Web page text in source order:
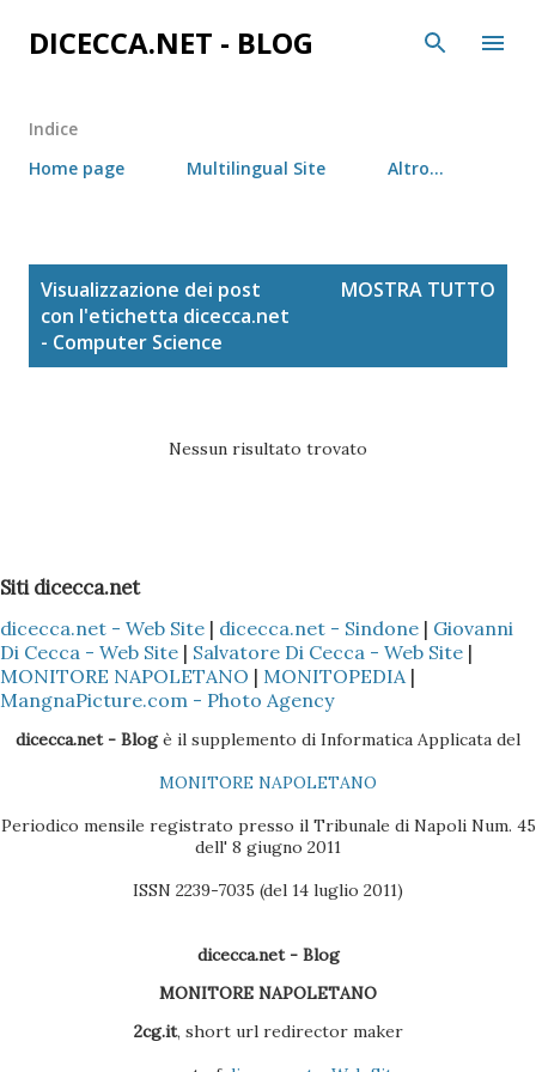
Passa ai contenuti principali
DICECCA.NET - BLOG
Indice
Home page
Multilingual Site Altro…
Visualizzazione dei post
con l'etichetta dicecca.net
- Computer Science
MOSTRA TUTTO
Nessun risultato trovato
Siti dicecca.net
dicecca.net - Web Site | dicecca.net - Sindone | Giovanni
Di Cecca - Web Site | Salvatore Di Cecca - Web Site |
MONITORE NAPOLETANO | MONITOPEDIA|
MangnaPicture.com - Photo Agency
dicecca.net - Blogè il supplemento di Informatica Applicata del
MONITORE NAPOLETANO
Periodico mensile registrato presso il Tribunale di Napoli Num. 45
dell' 8 giugno 2011
ISSN 2239-7035 (del 14 luglio 2011)
dicecca.net - Blog
MONITORE NAPOLETANO
2cg.it, short url redirector maker